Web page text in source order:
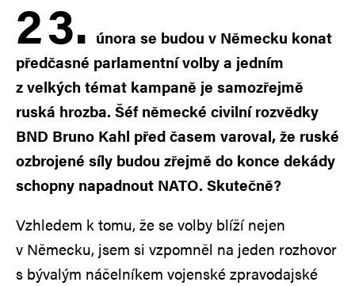
23. února se budou v Německu konat
předčasné parlamentní volby a jedním
z velkých témat kampaně je samozřejmě
ruská hrozba. Šéf německé civilní rozvědky
BND Bruno Kahl před časem varoval, že ruské
ozbrojené síly budou zřejmě do konce dekády
schopny napadnout NATO. Skutečně?
Vzhledem k tomu, že se volby blíží nejen
v Německu, jsem si vzpomněl na jeden rozhovor
s bývalým náčelníkem vojenské zpravodajské